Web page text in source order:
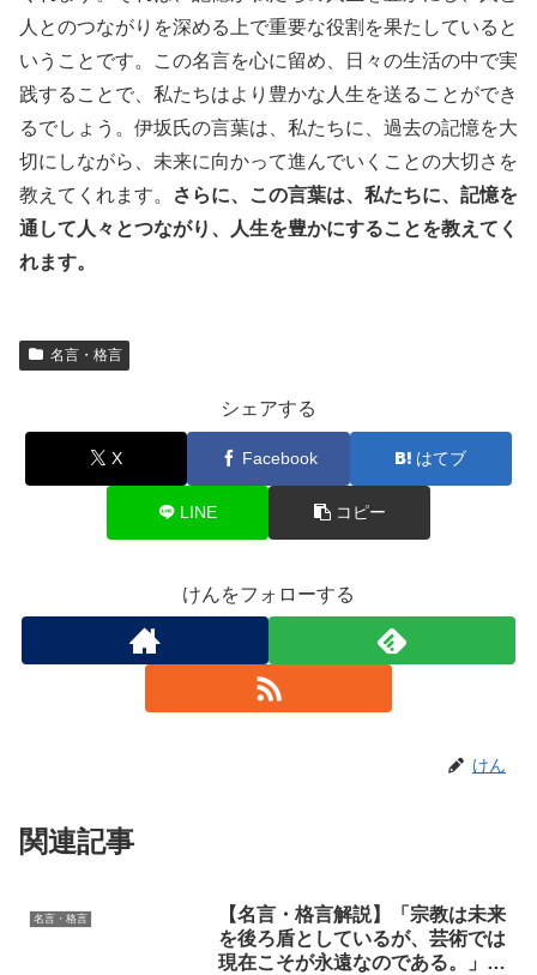
人とのつながりを深める上で重要な役割を果たしていると
いうことです。この名言を心に留め、日々の生活の中で実
践することで、私たちはより豊かな人生を送ることができ
るでしょう。伊坂氏の言葉は、私たちに、過去の記憶を大
切にしながら、未来に向かって進んでいくことの大切さを
教えてくれます。
さらに、この言葉は、私たちに、記憶を
通して人々とつながり、人生を豊かにすることを教えてく
れます。
名言・格言
シェアする
X Facebook はてブ
LINE コピー
けんをフォローする
けん
関連記事
名言・格言
【名言・格言解説】「宗教は未来
を後ろ盾としているが、芸術では
現在こそが永遠なのである。」by